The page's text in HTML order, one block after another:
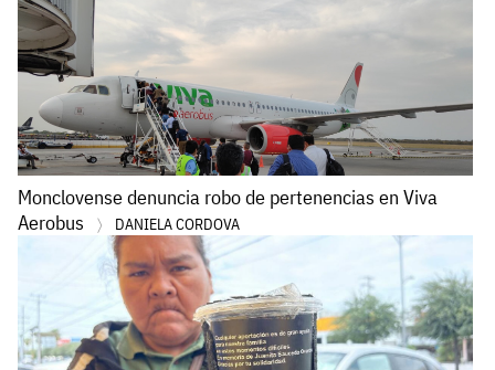
Monclovense denuncia robo de pertenencias en Viva
Aerobus
DANIELA CORDOVA